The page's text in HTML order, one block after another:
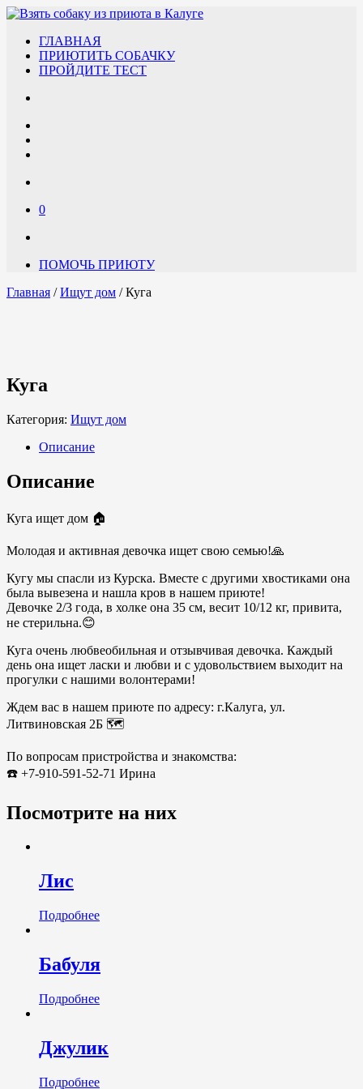
ГЛАВНАЯ
ПРИЮТИТЬ СОБАЧКУ
ПРОЙДИТЕ ТЕСТ
0
ПОМОЧЬ ПРИЮТУ
Главная /Ищут дом / Куга
Куга
Категория: Ищут дом
Описание
Описание
Куга ищет дом 🏠
Молодая и активная девочка ищет свою семью!🙏
Кугу мы спасли из Курска. Вместе с другими хвостиками она
была вывезена и нашла кров в нашем приюте!
Девочке 2/3 года, в холке она 35 см, весит 10/12 кг, привита,
не стерильна.😊
Куга очень любвеобильная и отзывчивая девочка. Каждый
день она ищет ласки и любви и с удовольствием выходит на
прогулки с нашими волонтерами!
Ждем вас в нашем приюте по адресу: г.Калуга, ул.
Литвиновская 2Б 🗺️
По вопросам пристройства и знакомства:
☎️ +7-910-591-52-71 Ирина
Посмотрите на них
Лис
Подробнее
Бабуля
Подробнее
Джулик
Подробнее